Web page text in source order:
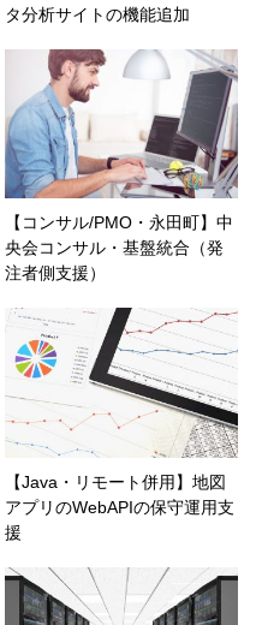
タ分析サイトの機能追加
【コンサル/PMO・永田町】中
央会コンサル・基盤統合（発
注者側支援）
【Java・リモート併用】地図
アプリのWebAPIの保守運用支
援